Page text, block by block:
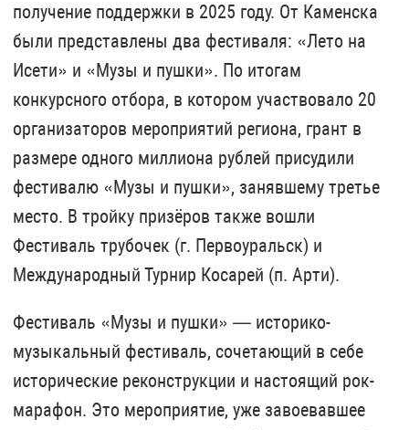
получение поддержки в 2025 году. От Каменска
были представлены два фестиваля: «Лето на
Исети» и «Музы и пушки». По итогам
конкурсного отбора, в котором участвовало 20
организаторов мероприятий региона, грант в
размере одного миллиона рублей присудили
фестивалю «Музы и пушки», занявшему третье
место. В тройку призёров также вошли
Фестиваль трубочек (г. Первоуральск) и
Международный Турнир Косарей (п. Арти).
Фестиваль «Музы и пушки» — историко-
музыкальный фестиваль, сочетающий в себе
исторические реконструкции и настоящий рок-
марафон. Это мероприятие, уже завоевавшее